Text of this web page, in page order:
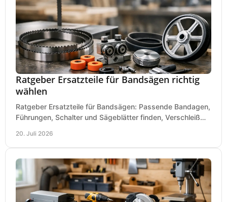
Ratgeber Ersatzteile für Bandsägen richtig
wählen
Ratgeber Ersatzteile für Bandsägen: Passende Bandagen,
Führungen, Schalter und Sägeblätter finden, Verschleiß
20. Juli 2026